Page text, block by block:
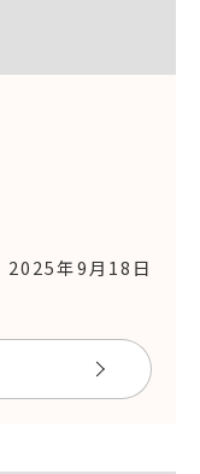
2025年9月18日